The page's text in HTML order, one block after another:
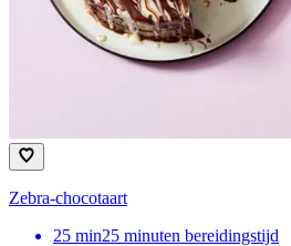
Zebra-chocotaart
25 min25 minuten bereidingstijd